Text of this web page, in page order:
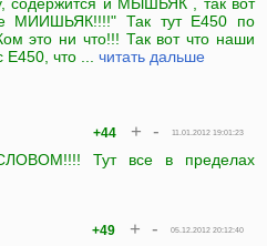
МИИШЬЯК!!!!" Так тут Е450 по
это ни что!!! Так вот что наши
Е450, что ... читать дальше
11.01.2012 19:01:23
+44 + -
Тут все в пределах
05.12.2012 20:12:40
+49 + -